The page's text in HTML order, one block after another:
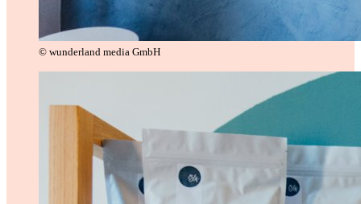
© wunderland media GmbH